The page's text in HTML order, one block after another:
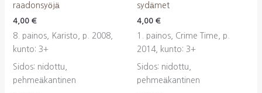
raadonsyöjä
4,00 €
8. painos, Karisto, p. 2008,
kunto: 3+
Sidos: nidottu,
pehmeäkantinen
sydämet
4,00 €
1. painos, Crime Time, p.
2014, kunto: 3+
Sidos: nidottu,
pehmeäkantinen